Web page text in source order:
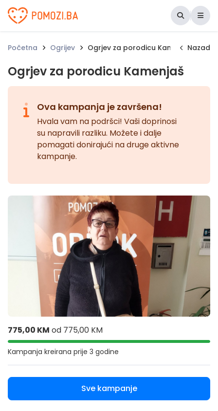
Udruženje Pomozi.ba
Početna Ogrijev Ogrjev za porodicu KamenjašNazad
Ogrjev za porodicu Kamenjaš
Ova kampanja je završena!
Hvala vam na podršci! Vaši doprinosi
su napravili razliku. Možete i dalje
pomagati donirajući na druge aktivne
kampanje.
775,00 KM od 775,00 KM
Kampanja kreirana prije 3 godine
Sve kampanje